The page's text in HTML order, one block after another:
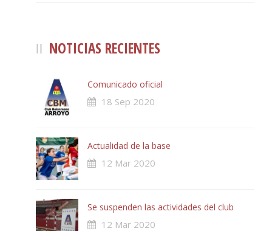
NOTICIAS RECIENTES
Comunicado oficial
18 Sep 2020
Actualidad de la base
12 Mar 2020
Se suspenden las actividades del club
12 Mar 2020